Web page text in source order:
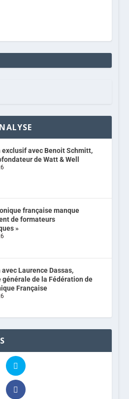
exclusif avec Benoit Schmitt,
de Watt & Well
française manque
de formateurs
»
Laurence Dassas,
générale de la Fédération de
Française